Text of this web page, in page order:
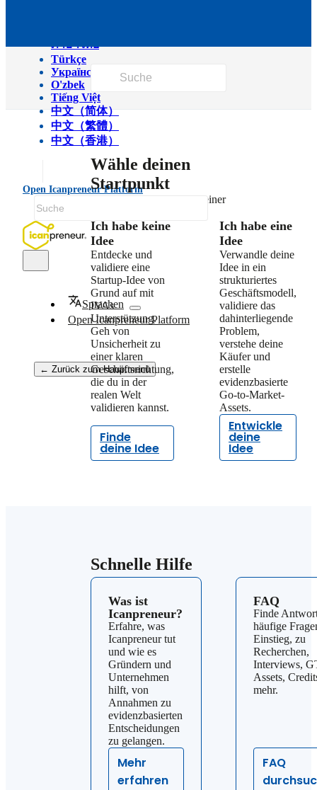
ภาษาไทย
Türkçe
Українська
O'zbek
Tiếng Việt
中文（简体）
中文（繁體）
中文（香港）
Open Icanpreneur Platform
Sprachen
Open Icanpreneur Platform
← Zurück zum Hauptmenü
Wähle deinen
Startpunkt
Wähle den Weg, der zu deiner
Ich habe keine
Idee
Entdecke und
validiere eine
Startup-Idee von
Grund auf mit
IVAs
Unterstützung.
Geh von
Unsicherheit zu
einer klaren
Geschäftsrichtung,
die du in der
realen Welt
validieren kannst.
Finde
deine Idee
Ich habe eine
Idee
Verwandle deine
Idee in ein
strukturiertes
Geschäftsmodell,
validiere das
dahinterliegende
Problem,
verstehe deine
Käufer und
erstelle
evidenzbasierte
Go-to-Market-
Assets.
Entwickle
deine
Idee
Schnelle Hilfe
Was ist
Icanpreneur?
Erfahre, was
Icanpreneur tut
und wie es
Gründern und
Unternehmen
hilft, von
Annahmen zu
evidenzbasierten
Entscheidungen
zu gelangen.
Mehr
erfahren
FAQ
Finde
häufige
Einstieg, zu
Recherchen,
Interviews,
Assets,
mehr.
FAQ